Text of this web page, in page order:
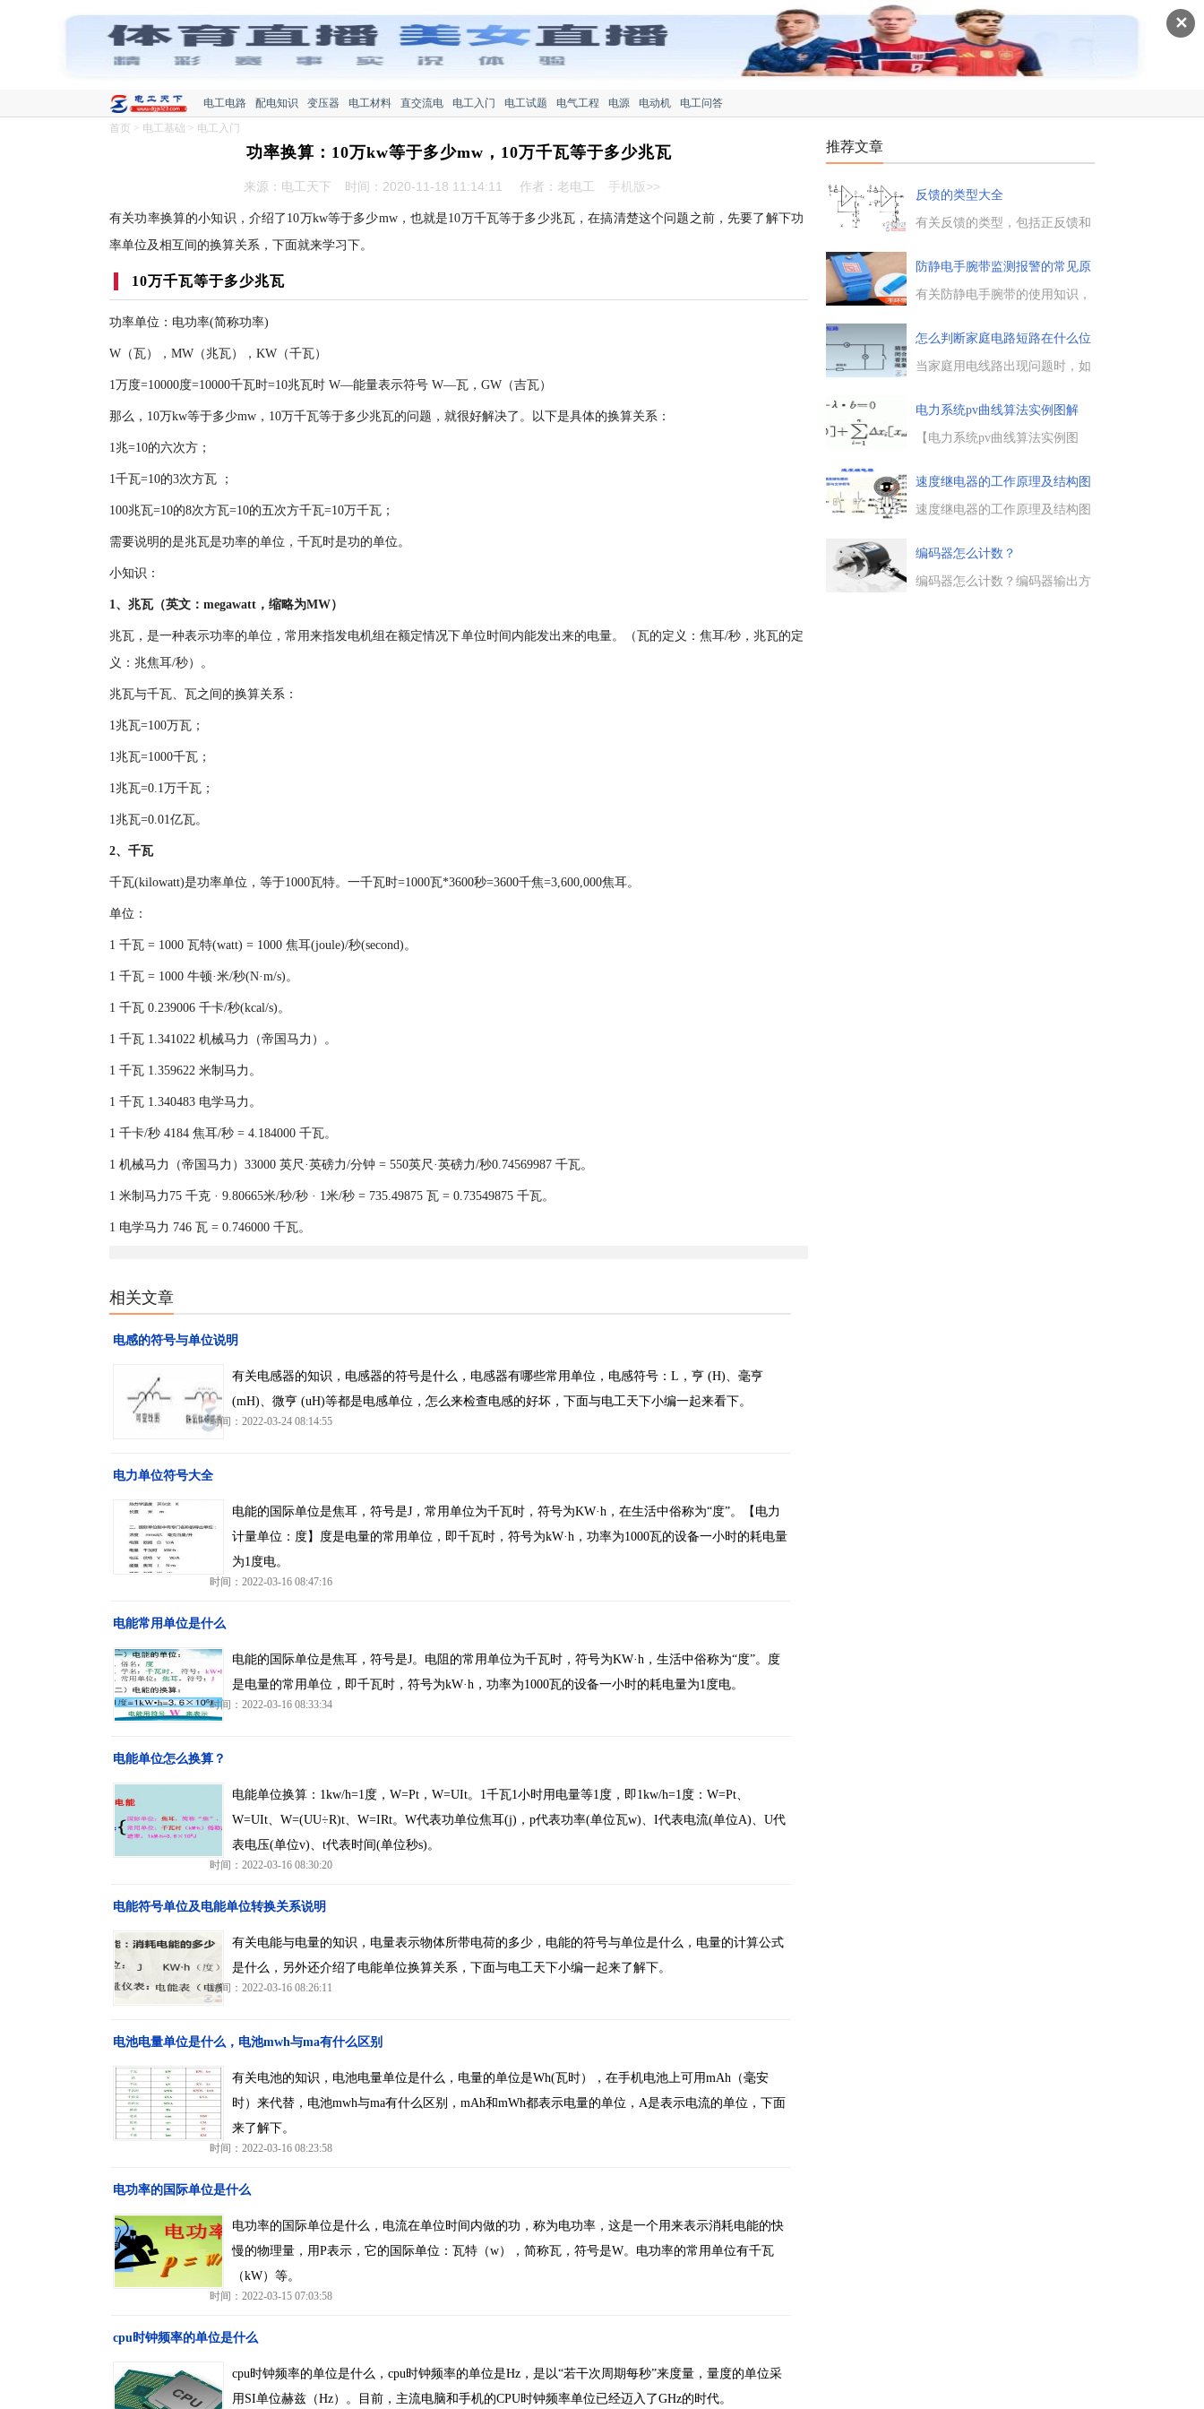
✕
电工电路 配电知识 变压器 电工材料 直交流电 电工入门 电工试题 电气工程 电源 电动机
电工问答
首页 > 电工基础 > 电工入门
功率换算：10万kw等于多少mw，10万千瓦等于多少兆瓦
来源：电工天下 时间：2020-11-18 11:14:11 作者：老电工 手机版>>
有关功率换算的小知识，介绍了10万kw等于多少mw，也就是10万千瓦等于多少兆瓦，在搞清楚这个问题之前，先要了解下功
率单位及相互间的换算关系，下面就来学习下。
10万千瓦等于多少兆瓦
功率单位：电功率(简称功率)
W（瓦），MW（兆瓦），KW（千瓦）
1万度=10000度=10000千瓦时=10兆瓦时 W—能量表示符号 W—瓦，GW（吉瓦）
那么，10万kw等于多少mw，10万千瓦等于多少兆瓦的问题，就很好解决了。以下是具体的换算关系：
1兆=10的六次方；
1千瓦=10的3次方瓦 ；
100兆瓦=10的8次方瓦=10的五次方千瓦=10万千瓦；
需要说明的是兆瓦是功率的单位，千瓦时是功的单位。
小知识：
1、兆瓦（英文：megawatt，缩略为MW）
兆瓦，是一种表示功率的单位，常用来指发电机组在额定情况下单位时间内能发出来的电量。（瓦的定义：焦耳/秒，兆瓦的定
义：兆焦耳/秒）。
兆瓦与千瓦、瓦之间的换算关系：
1兆瓦=100万瓦；
1兆瓦=1000千瓦；
1兆瓦=0.1万千瓦；
1兆瓦=0.01亿瓦。
2、千瓦
千瓦(kilowatt)是功率单位，等于1000瓦特。一千瓦时=1000瓦*3600秒=3600千焦=3,600,000焦耳。
单位：
1 千瓦 = 1000 瓦特(watt) = 1000 焦耳(joule)/秒(second)。
1 千瓦 = 1000 牛顿·米/秒(N·m/s)。
1 千瓦 0.239006 千卡/秒(kcal/s)。
1 千瓦 1.341022 机械马力（帝国马力）。
1 千瓦 1.359622 米制马力。
1 千瓦 1.340483 电学马力。
1 千卡/秒 4184 焦耳/秒 = 4.184000 千瓦。
1 机械马力（帝国马力）33000 英尺·英磅力/分钟 = 550英尺·英磅力/秒0.74569987 千瓦。
1 米制马力75 千克 · 9.80665米/秒/秒 · 1米/秒 = 735.49875 瓦 = 0.73549875 千瓦。
1 电学马力 746 瓦 = 0.746000 千瓦。
相关文章
电感的符号与单位说明
有关电感器的知识，电感器的符号是什么，电感器有哪些常用单位，电感符号：L，亨 (H)、毫亨
(mH)、微亨 (uH)等都是电感单位，怎么来检查电感的好坏，下面与电工天下小编一起来看下。
时间：2022-03-24 08:14:55
电力单位符号大全
电能的国际单位是焦耳，符号是J，常用单位为千瓦时，符号为KW·h，在生活中俗称为“度”。【电力
计量单位：度】度是电量的常用单位，即千瓦时，符号为kW·h，功率为1000瓦的设备一小时的耗电量
为1度电。
时间：2022-03-16 08:47:16
电能常用单位是什么
电能的国际单位是焦耳，符号是J。电阻的常用单位为千瓦时，符号为KW·h，生活中俗称为“度”。度
是电量的常用单位，即千瓦时，符号为kW·h，功率为1000瓦的设备一小时的耗电量为1度电。
时间：2022-03-16 08:33:34
电能单位怎么换算？
电能单位换算：1kw/h=1度，W=Pt，W=UIt。1千瓦1小时用电量等1度，即1kw/h=1度：W=Pt、
W=UIt、W=(UU÷R)t、W=IRt。W代表功单位焦耳(j)，p代表功率(单位瓦w)、I代表电流(单位A)、U代
表电压(单位v)、t代表时间(单位秒s)。
时间：2022-03-16 08:30:20
电能符号单位及电能单位转换关系说明
有关电能与电量的知识，电量表示物体所带电荷的多少，电能的符号与单位是什么，电量的计算公式
是什么，另外还介绍了电能单位换算关系，下面与电工天下小编一起来了解下。
时间：2022-03-16 08:26:11
电池电量单位是什么，电池mwh与ma有什么区别
有关电池的知识，电池电量单位是什么，电量的单位是Wh(瓦时），在手机电池上可用mAh（毫安
时）来代替，电池mwh与ma有什么区别，mAh和mWh都表示电量的单位，A是表示电流的单位，下面
来了解下。
时间：2022-03-16 08:23:58
电功率的国际单位是什么
电功率的国际单位是什么，电流在单位时间内做的功，称为电功率，这是一个用来表示消耗电能的快
慢的物理量，用P表示，它的国际单位：瓦特（w），简称瓦，符号是W。电功率的常用单位有千瓦
（kW）等。
时间：2022-03-15 07:03:58
cpu时钟频率的单位是什么
cpu时钟频率的单位是什么，cpu时钟频率的单位是Hz，是以“若干次周期每秒”来度量，量度的单位采
用SI单位赫兹（Hz）。目前，主流电脑和手机的CPU时钟频率单位已经迈入了GHz的时代。
推荐文章
反馈的类型大全
有关反馈的类型，包括正反馈和
电压反馈和电流反馈，直流反馈
和交流反馈，判断引入的是正反
馈还是负反馈，可能采用瞬时极
防静电手腕带监测报警的常见原
因
有关防静电手腕带的使用知识，
现监测报警信息，灯亮并有报警
声音，一般是什么原因引起的，
下面一起来了解下。...
怎么判断家庭电路短路在什么位
置
当家庭用电线路出现问题时，如
么地方，这里总结了一些判断方
法，可以采用断开法或仪表法来
判断，均能快速做出判断与处
电力系统pv曲线算法实例图解
【电力系统pv曲线算法实例图
（1）表示。式中&lambda;为负
荷增长率，b为负荷增长方式。
f(x)－&lambda;.b＝0 (1)
速度继电器的工作原理及结构图
说
速度继电器的工作原理及结构图
转向的继电器，它的主要作用是
以旋转速度的快慢为指令信号，
与接触器配合实现对电动机的反
编码器怎么计数？
编码器怎么计数？编码器输出方